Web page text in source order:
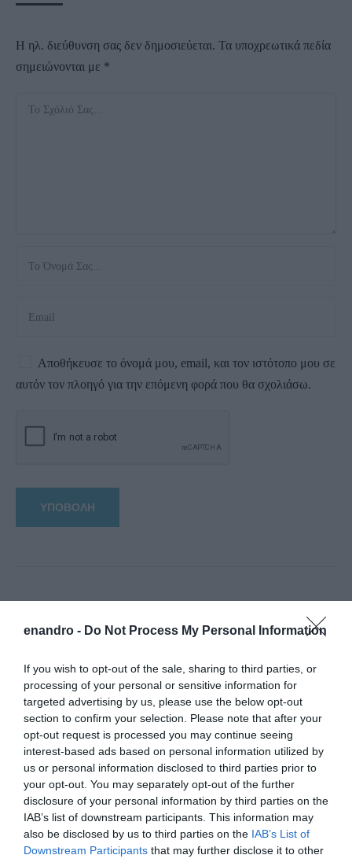
enandro - Do Not Process My Personal Information
If you wish to opt-out of the sale, sharing to third parties, or
processing of your personal or sensitive information for
targeted advertising by us, please use the below opt-out
section to confirm your selection. Please note that after your
opt-out request is processed you may continue seeing
interest-based ads based on personal information utilized by
us or personal information disclosed to third parties prior to
your opt-out. You may separately opt-out of the further
disclosure of your personal information by third parties on the
IAB’s list of downstream participants. This information may
also be disclosed by us to third parties on the IAB’s List of
Downstream Participants that may further disclose it to other
Η ηλ. διεύθυνση σας δεν δημοσιεύεται. Τα υποχρεωτικά πεδία
σημειώνονται με *
Αποθήκευσε το όνομά μου, email, και τον ιστότοπο μου σε
αυτόν τον πλοηγό για την επόμενη φορά που θα σχολιάσω.